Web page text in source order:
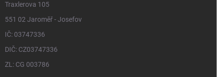
Traxlerova 105
551 02 Jaroměř - Josefov
IČ: 03747336
DIČ: CZ03747336
ZL: CG 003786